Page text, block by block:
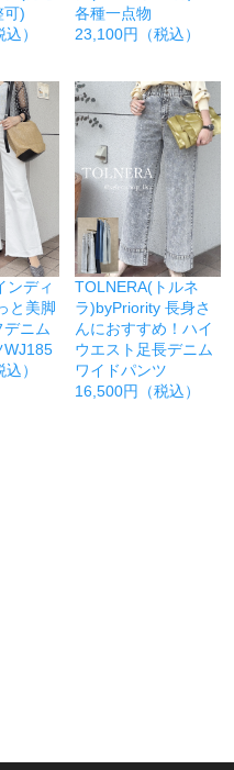
可)
）
各種一点物
23,100円（税込）
ンディ
と美脚
ニム
WJ185
）
TOLNERA(トルネ
ラ)byPriority 長身さ
んにおすすめ！ハイ
ウエスト足長デニム
ワイドパンツ
16,500円（税込）